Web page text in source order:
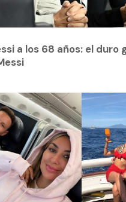
a los 68 años: el duro